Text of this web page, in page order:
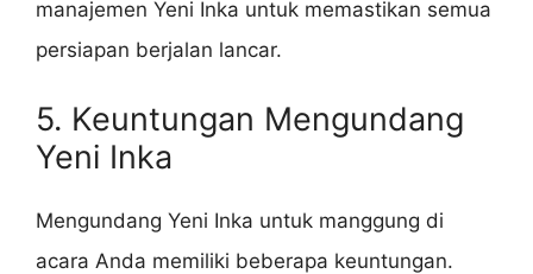
manajemen Yeni Inka untuk memastikan semua
persiapan berjalan lancar.
5. Keuntungan Mengundang
Yeni Inka
Mengundang Yeni Inka untuk manggung di
acara Anda memiliki beberapa keuntungan.